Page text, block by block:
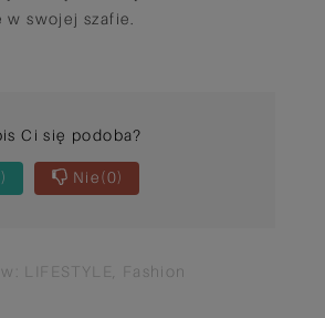
swojej szafie.
Ci się podoba?
Nie(0)
LIFESTYLE Fashion